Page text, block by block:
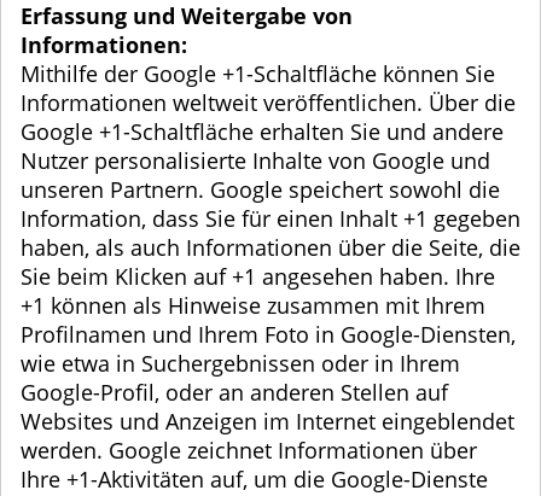
Erfassung und Weitergabe von
Informationen:
Mithilfe der Google +1-Schaltfläche können Sie
Informationen weltweit veröffentlichen. Über die
Google +1-Schaltfläche erhalten Sie und andere
Nutzer personalisierte Inhalte von Google und
unseren Partnern. Google speichert sowohl die
Information, dass Sie für einen Inhalt +1 gegeben
haben, als auch Informationen über die Seite, die
Sie beim Klicken auf +1 angesehen haben. Ihre
+1 können als Hinweise zusammen mit Ihrem
Profilnamen und Ihrem Foto in Google-Diensten,
wie etwa in Suchergebnissen oder in Ihrem
Google-Profil, oder an anderen Stellen auf
Websites und Anzeigen im Internet eingeblendet
werden. Google zeichnet Informationen über
Ihre +1-Aktivitäten auf, um die Google-Dienste